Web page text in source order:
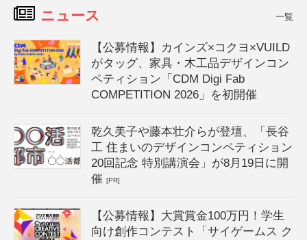
ニュース 一覧
【公募情報】カインズ×コクヨ×VUILD
がタッグ、家具・木工品デザインコン
ペティション「CDM Digi Fab
COMPETITION 2026」を初開催
乾久美子や藤本壮介らが登壇、「長谷
工 住まいのデザインコンペティション
20回記念 特別講演会」が8月19日に開
催[PR]
【公募情報】大賞賞金100万円！学生
向け創作コンテスト「サイゲームス ク